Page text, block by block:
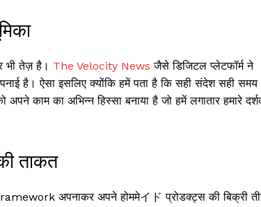
भी तेज़ है। The Velocity News जैसे डिजिटल प्लेटफॉर्म ने
है। ऐसा इसलिए क्योंकि हमें पता है कि सही संदेश सही समय
काम का अभिन्न हिस्सा बनाया है जो हमें लगातार हमारे
ताकत
अपनाकर अपने होममेイド प्रोडक्ट्स की बिक्री